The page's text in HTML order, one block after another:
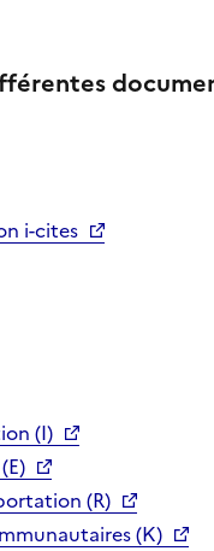
i-cites
(I)
(R)
(K)